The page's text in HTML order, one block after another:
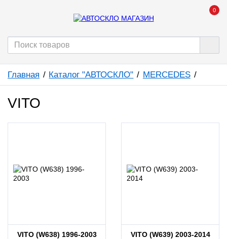
0
Главная Каталог "АВТОСКЛО" MERCEDES
VITO
VITO (W638) 1996-2003 VITO (W639) 2003-2014